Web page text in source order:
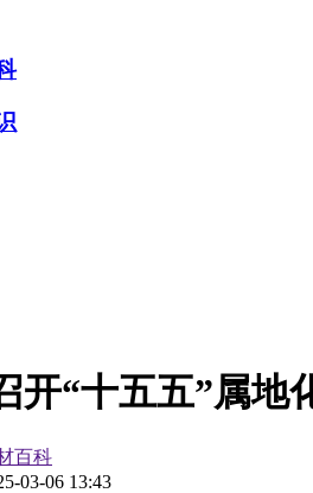
开“十五五”属地
百科
03-06 13:43